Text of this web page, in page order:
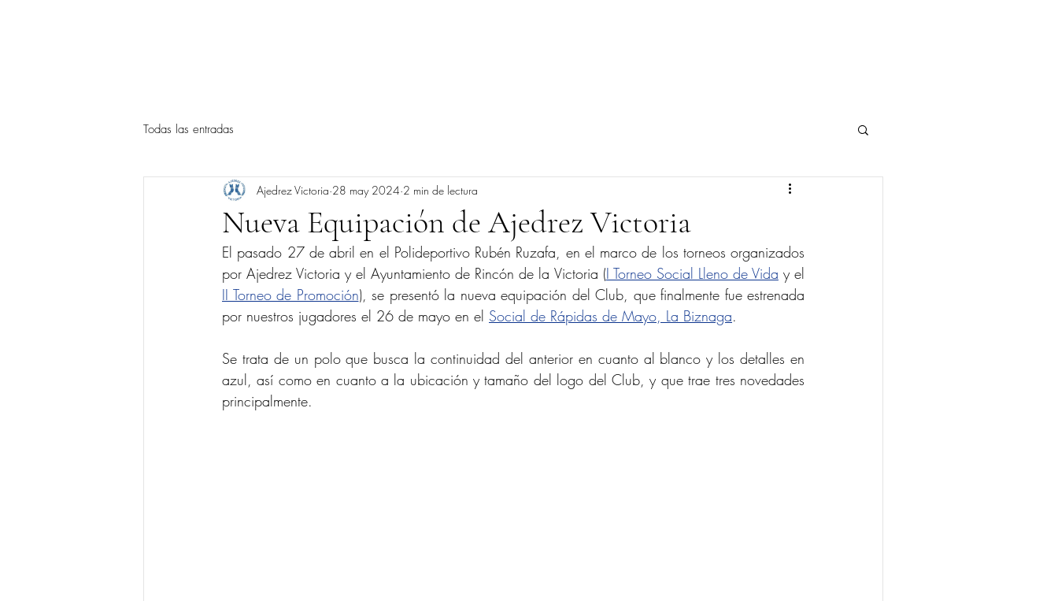
Todas las entradas
Nueva Equipación de Ajedrez Victoria
Ajedrez Victoria 28 may 2024 2 min de lectura
El pasado 27 de abril en el Polideportivo Rubén Ruzafa, en el marco de los torneos organizados
por Ajedrez Victoria y el Ayuntamiento de Rincón de la Victoria (I Torneo Social Lleno de Vida
II Torneo de Promoción), se presentó la nueva equipación del Club, que finalmente fue estrenada
por nuestros jugadores el 26 de mayo en el Social de Rápidas de Mayo, La Biznaga.
Se trata de un polo que busca la continuidad del anterior en cuanto al blanco y los detalles en
azul, así como en cuanto a la ubicación y tamaño del logo del Club, y que trae tres novedades
principalmente.